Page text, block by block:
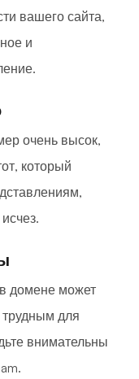
вашего сайта,
и
очень высок,
который
домене может
трудным для
внимательны